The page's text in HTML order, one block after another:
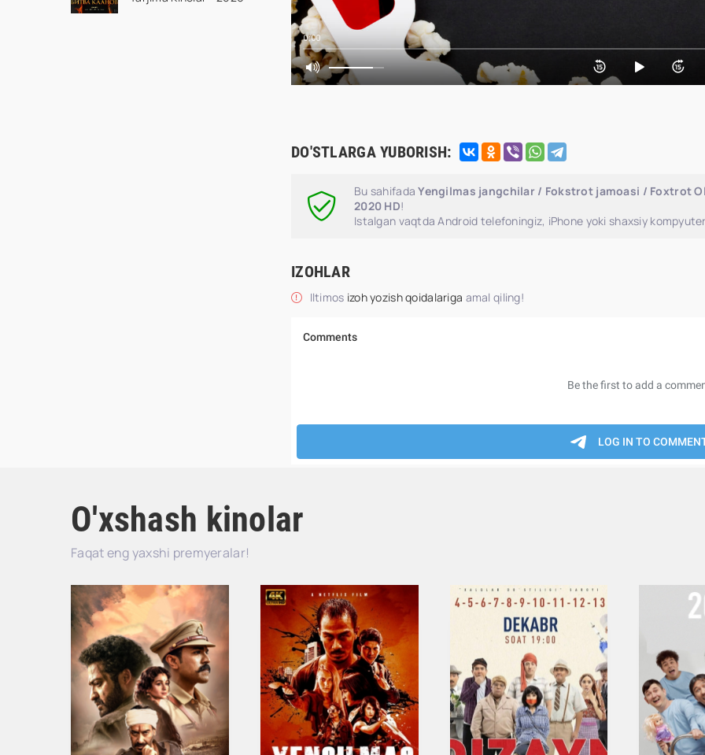
Ustoz Ip Man 2 2026
0:00
DO'STLARGA YUBORISH:
Bu sahifadaYengilmas jangchilar / Fokstrot jamoasi / Foxtrot
2020 HD!
Istalgan vaqtda Android telefoningiz, iPhone yoki shaxsiy
IZOHLAR
Iltimos izoh yozish qoidalariga amal qiling!
O'xshash kinolar
Faqat eng yaxshi premyeralar!